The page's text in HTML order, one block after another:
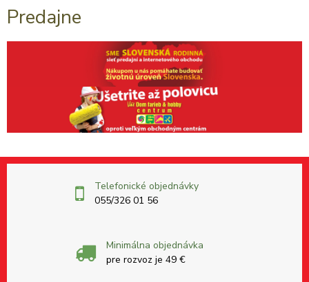
Predajne
Telefonické objednávky
055/326 01 56
Minimálna objednávka
pre rozvoz je 49 €